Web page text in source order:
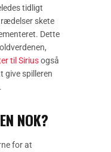
tidligt
skete
Dette
til Siriusogså
give spilleren
NOK?
for at